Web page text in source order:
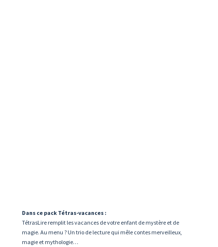
Dans ce pack Tétras-vacances :
TétrasLire remplit les vacances de votre enfant de mystère et de
magie. Au menu ? Un trio de lecture qui mêle contes merveilleux,
magie et mythologie…